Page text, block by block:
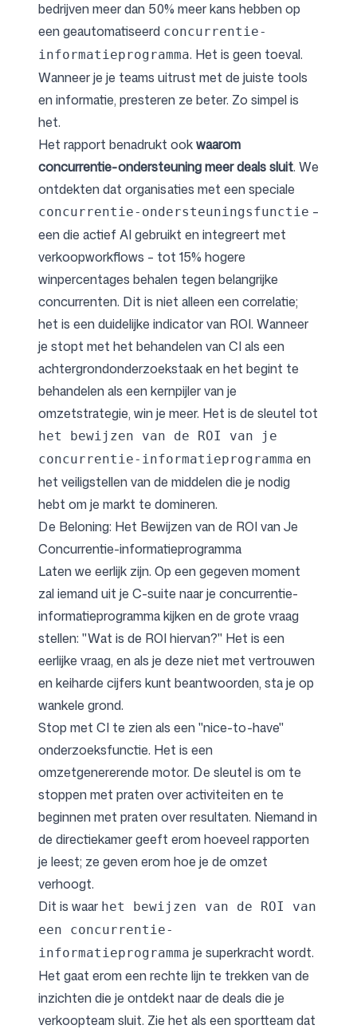
bedrijven meer dan 50% meer kans hebben op
een geautomatiseerd concurrentie-
informatieprogramma. Het is geen toeval.
Wanneer je je teams uitrust met de juiste tools
en informatie, presteren ze beter. Zo simpel is
het.
Het rapport benadrukt ookwaarom
concurrentie-ondersteuning meer deals sluit. We
ontdekten dat organisaties met een speciale
concurrentie-ondersteuningsfunctie –
een die actief AI gebruikt en integreert met
verkoopworkflows – tot 15% hogere
winpercentages behalen tegen belangrijke
concurrenten. Dit is niet alleen een correlatie;
het is een duidelijke indicator van ROI. Wanneer
je stopt met het behandelen van CI als een
achtergrondonderzoekstaak en het begint te
behandelen als een kernpijler van je
omzetstrategie, win je meer. Het is de sleutel tot
het bewijzen van de ROI van je
concurrentie-informatieprogramma en
het veiligstellen van de middelen die je nodig
hebt om je markt te domineren.
De Beloning: Het Bewijzen van de ROI van Je
Concurrentie-informatieprogramma
Laten we eerlijk zijn. Op een gegeven moment
zal iemand uit je C-suite naar je concurrentie-
informatieprogramma kijken en de grote vraag
stellen: "Wat is de ROI hiervan?" Het is een
eerlijke vraag, en als je deze niet met vertrouwen
en keiharde cijfers kunt beantwoorden, sta je op
wankele grond.
Stop met CI te zien als een "nice-to-have"
onderzoeksfunctie. Het is een
omzetgenererende motor. De sleutel is om te
stoppen met praten over activiteiten en te
beginnen met praten over resultaten. Niemand in
de directiekamer geeft erom hoeveel rapporten
je leest; ze geven erom hoe je de omzet
verhoogt.
Dit is waar het bewijzen van de ROI van
een concurrentie-
informatieprogramma je superkracht wordt.
Het gaat erom een rechte lijn te trekken van de
inzichten die je ontdekt naar de deals die je
verkoopteam sluit. Zie het als een sportteam dat